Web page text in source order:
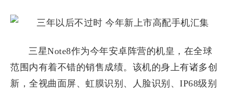
三星Note8作为今年安卓阵营的机皇，在全球
范围内有着不错的销售成绩。该机的身上有诸多创
新，全视曲面屏、虹膜识别、人脸识别、IP68级别